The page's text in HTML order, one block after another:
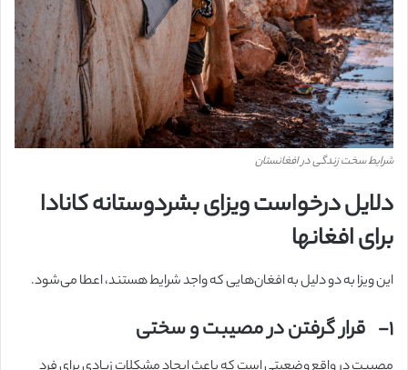
شرایط سخت زندگی در افغانستان
دلایل درخواست ویزای بشردوستانه کانادا
برای افغانها
این ویزا به دو دلیل به افغان‌هایی که واجد شرایط هستند، اعطا می‌شود.
۱- قرار گرفتن در مصیبت و سختی